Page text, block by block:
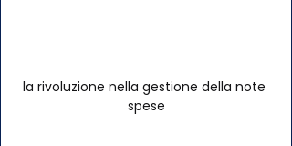
la rivoluzione nella gestione della note
spese